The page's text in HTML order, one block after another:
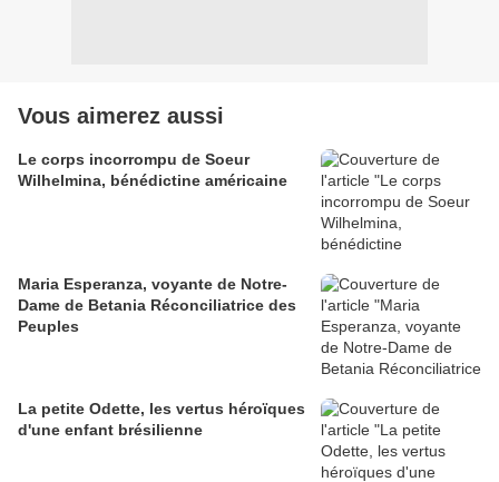
Vous aimerez aussi
Le corps incorrompu de Soeur
Wilhelmina, bénédictine américaine
Maria Esperanza, voyante de Notre-
Dame de Betania Réconciliatrice des
Peuples
La petite Odette, les vertus héroïques
d'une enfant brésilienne